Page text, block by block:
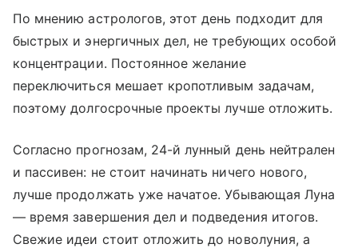
По мнению астрологов, этот день подходит для
быстрых и энергичных дел, не требующих особой
концентрации. Постоянное желание
переключиться мешает кропотливым задачам,
поэтому долгосрочные проекты лучше отложить.
Согласно прогнозам, 24-й лунный день нейтрален
и пассивен: не стоит начинать ничего нового,
лучше продолжать уже начатое. Убывающая Луна
— время завершения дел и подведения итогов.
Свежие идеи стоит отложить до новолуния, а